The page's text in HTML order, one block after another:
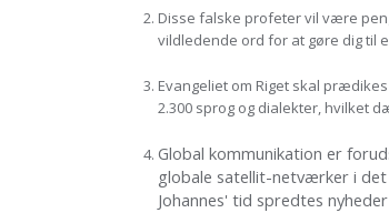
Disse falske profeter vil være
vildledende ord for at gøre dig til
Evangeliet om Riget skal
2.300 sprog og dialekter, hvilket
Global kommunikation er
globale satellit-netværker i
Johannes' tid spredtes